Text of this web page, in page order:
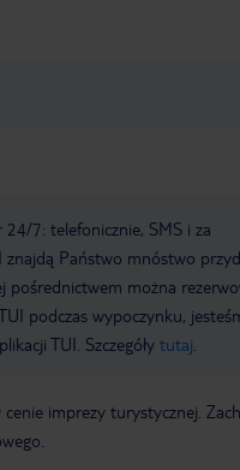
7: telefonicznie, SMS i za
znajdą Państwo mnóstwo
pośrednictwem można
podczas wypoczynku,
TUI. Szczegóły tutaj
imprezy turystycznej.